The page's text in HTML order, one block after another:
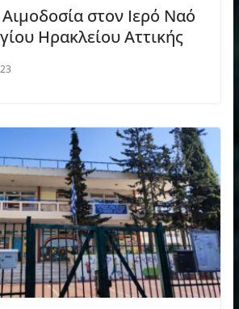
στον Ιερό Ναό
Ηρακλείου Αττικής